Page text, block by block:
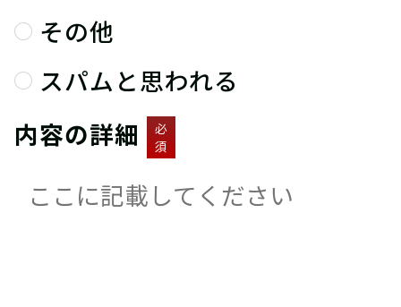
その他
スパムと思われる
内容の詳細
必
須